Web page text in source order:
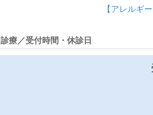
【アレルギ
診療／受付時間・休診日